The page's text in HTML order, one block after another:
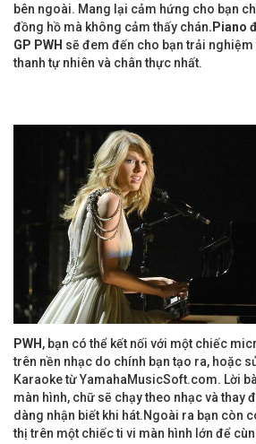
bên ngoài. Mang lại cảm hứng cho bạn
đồng hồ mà không cảm thấy chán.Piano
GP PWH sẽ đem đến cho bạn trải
thanh tự nhiên và chân thực nhất.
PWH , bạn có thể kết nối với một chiếc
trên nền nhạc do chính bạn tạo ra, hoặc
Karaoke từ YamahaMusicSoft.com. Lời
màn hình, chữ sẽ chạy theo nhạc và thay
dàng nhận biết khi hát.Ngoài ra bạn còn
thị trên một chiếc ti vi màn hình lớn để